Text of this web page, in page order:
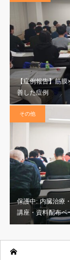
【症例報告】筋膜
善した症例
その他
保護中: 内臓治療
講座・資料配布